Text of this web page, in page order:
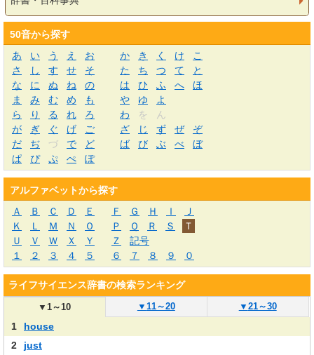
50音から探す
あ
い う え お か き く け
こ
さ
し す せ そ た ち つ て
と
な
に ぬ ね の は ひ ふ へ
ほ
ま
み む め も や ゆ
よ
ら
り る れ ろ わ を
ん
が
ぎ ぐ げ ご ざ じ ず ぜ
ぞ
だ
ぢ づ で ど ば び ぶ べ
ぼ
ぱ
ぴ ぷ ぺ ぽ
アルファベットから探す
Ａ
Ｂ Ｃ Ｄ Ｅ Ｆ Ｇ Ｈ Ｉ
Ｊ
Ｋ
Ｌ Ｍ Ｎ Ｏ Ｐ Ｑ Ｒ Ｓ
Ｔ
Ｕ
Ｖ Ｗ Ｘ Ｙ Ｚ
記号
１
２ ３ ４ ５ ６ ７ ８ ９ ０
ライフサイエンス辞書の検索ランキング
▼1～10 ▼ 11～20 ▼ 21～30
1
house
2
just